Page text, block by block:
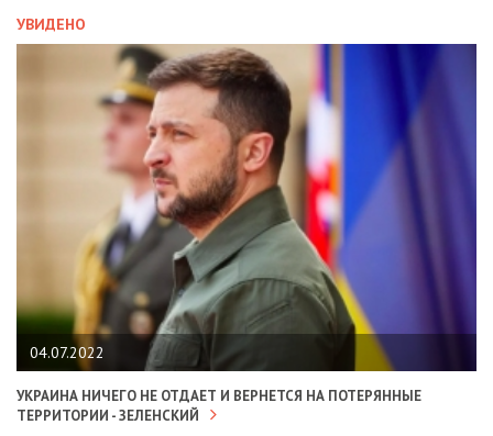
УВИДЕНО
04.07.2022
УКРАИНА НИЧЕГО НЕ ОТДАЕТ И ВЕРНЕТСЯ НА ПОТЕРЯННЫЕ
ТЕРРИТОРИИ - ЗЕЛЕНСКИЙ